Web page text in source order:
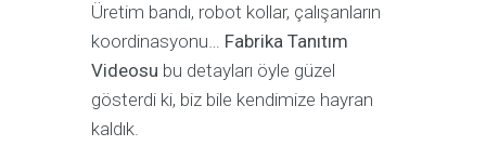
Üretim bandı, robot kollar, çalışanların
koordinasyonu… Fabrika Tanıtım
Videosu bu detayları öyle güzel
gösterdi ki, biz bile kendimize hayran
kaldık.